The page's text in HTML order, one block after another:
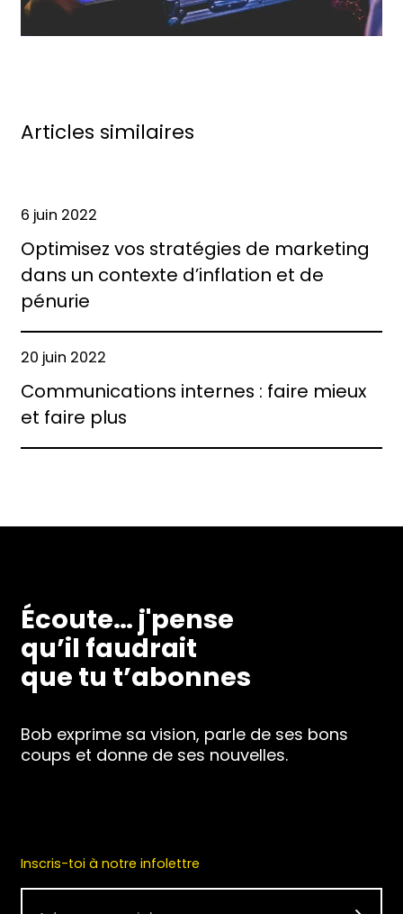
Articles similaires
6 juin 2022
Optimisez vos stratégies de marketing
dans un contexte d’inflation et de
pénurie
20 juin 2022
Communications internes : faire mieux
et faire plus
Écoute… j'pense
qu’il faudrait
que tu t’abonnes
Bob exprime sa vision, parle de ses bons
coups et donne de ses nouvelles.
Inscris-toi à notre infolettre